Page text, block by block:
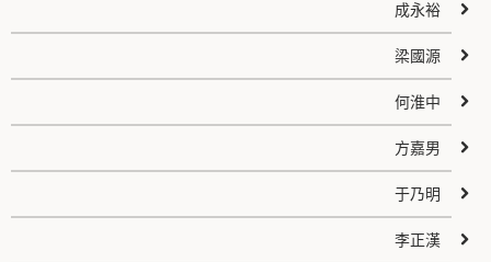
成永裕
梁國源
何淮中
方嘉男
于乃明
李正漢